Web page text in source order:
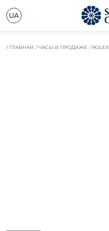
UA
/ ГЛАВНАЯ / ЧАСЫ В ПРОДАЖЕ / ROLEX